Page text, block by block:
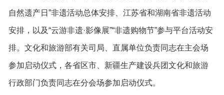
自然遗产日”非遗活动总体安排、江苏省和湖南省非遗活动
安排，以及“云游非遗·影像展”“非遗购物节”参与平台活动安
排。文化和旅游部有关司局、直属单位负责同志在主会场
参加启动仪式，各省区市、新疆生产建设兵团文化和旅游
行政部门负责同志在分会场参加启动仪式。